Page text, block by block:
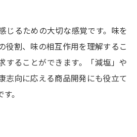
じるための大切な感覚です。味を
役割、味の相互作用を理解するこ
することができます。「減塩」や
志向に応える商品開発にも役立て
。